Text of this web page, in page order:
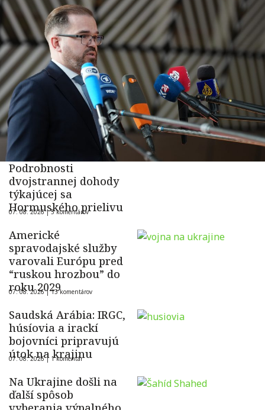
Podrobnosti
dvojstrannej dohody
týkajúcej sa
Hormuského prielivu
07. 08. 2026 |5 komentárov
Americké
spravodajské služby
varovali Európu pred
“ruskou hrozbou” do
roku 2029
07. 08. 2026 |13 komentárov
Saudská Arábia: IRGC,
húsíovia a irackí
bojovníci pripravujú
útok na krajinu
07. 08. 2026 | 1 komentár
Na Ukrajine došli na
ďalší spôsob